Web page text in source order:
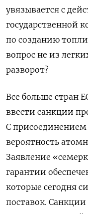
увязывается с
государственной
по созданию
вопрос не из
разворот?
Все больше стран
ввести санкции
С присоединением
вероятность
Заявление
гарантии
которые сегодня
поставок.